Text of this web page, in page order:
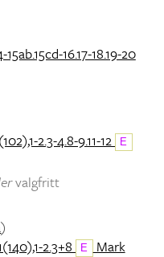
16.17-18.19-20
2.3-4.8-9.11-12 E
valgfritt
)
2.3+8 E Mark